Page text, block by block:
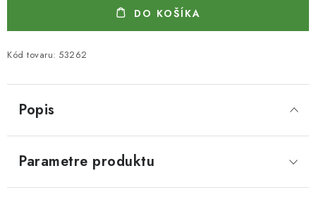
DO KOŠÍKA
Kód tovaru: 53262
Popis
Parametre produktu